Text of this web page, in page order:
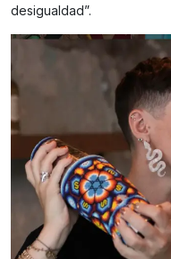
desigualdad”.